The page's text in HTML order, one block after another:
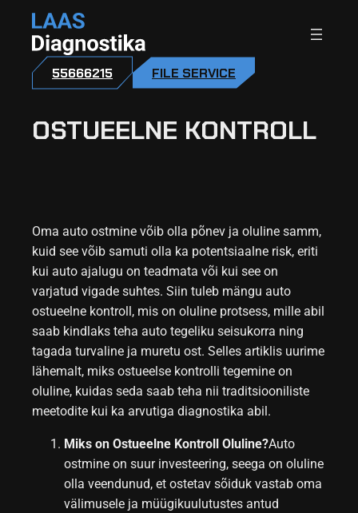
55666215 FILE SERVICE
OSTUEELNE KONTROLL
Oma auto ostmine võib olla põnev ja oluline samm,
kuid see võib samuti olla ka potentsiaalne risk, eriti
kui auto ajalugu on teadmata või kui see on
varjatud vigade suhtes. Siin tuleb mängu auto
ostueelne kontroll, mis on oluline protsess, mille abil
saab kindlaks teha auto tegeliku seisukorra ning
tagada turvaline ja muretu ost. Selles artiklis uurime
lähemalt, miks ostueelse kontrolli tegemine on
oluline, kuidas seda saab teha nii traditsiooniliste
meetodite kui ka arvutiga diagnostika abil.
Miks on Ostueelne Kontroll Oluline?Auto
ostmine on suur investeering, seega on oluline
olla veendunud, et ostetav sõiduk vastab oma
välimusele ja müügikuulutustes antud